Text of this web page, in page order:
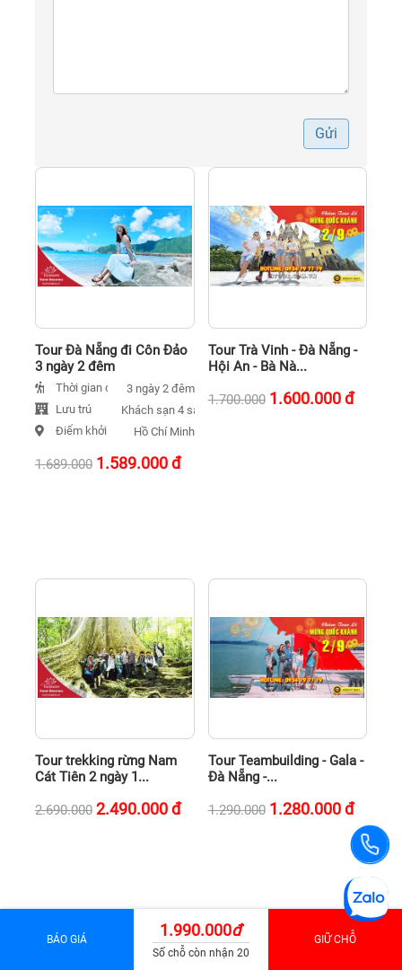
Gửi
Tour Đà Nẵng đi Côn Đảo
3 ngày 2 đêm
Thời gian đi
3 ngày 2 đêm
Lưu trú
Khách sạn 4 sao
Điểm khởi hành Hồ Chí Minh
1.689.000 1.589.000đ
Tour Trà Vinh - Đà Nẵng -
Hội An - Bà Nà...
1.700.000 1.600.000đ
Tour trekking rừng Nam
Cát Tiên 2 ngày 1...
2.690.000 2.490.000đ
Tour Teambuilding - Gala -
Đà Nẵng -...
1.290.000 1.280.000đ
BÁO GIÁ 1.990.000đ
Số chỗ còn nhận 20
GIỮ CHỖ